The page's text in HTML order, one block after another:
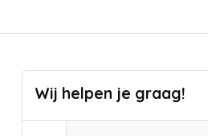
Wij helpen je graag!